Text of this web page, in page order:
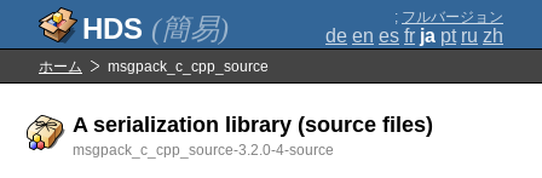
(簡易) ; フルバージョン
de en es fr ja pt ru zh
ホーム msgpack_c_cpp_source
A serialization library (source files)
msgpack_c_cpp_source-3.2.0-4-source